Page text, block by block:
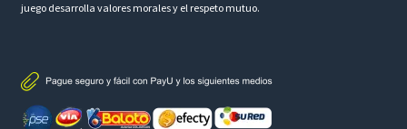
juego desarrolla valores morales y el respeto mutuo.